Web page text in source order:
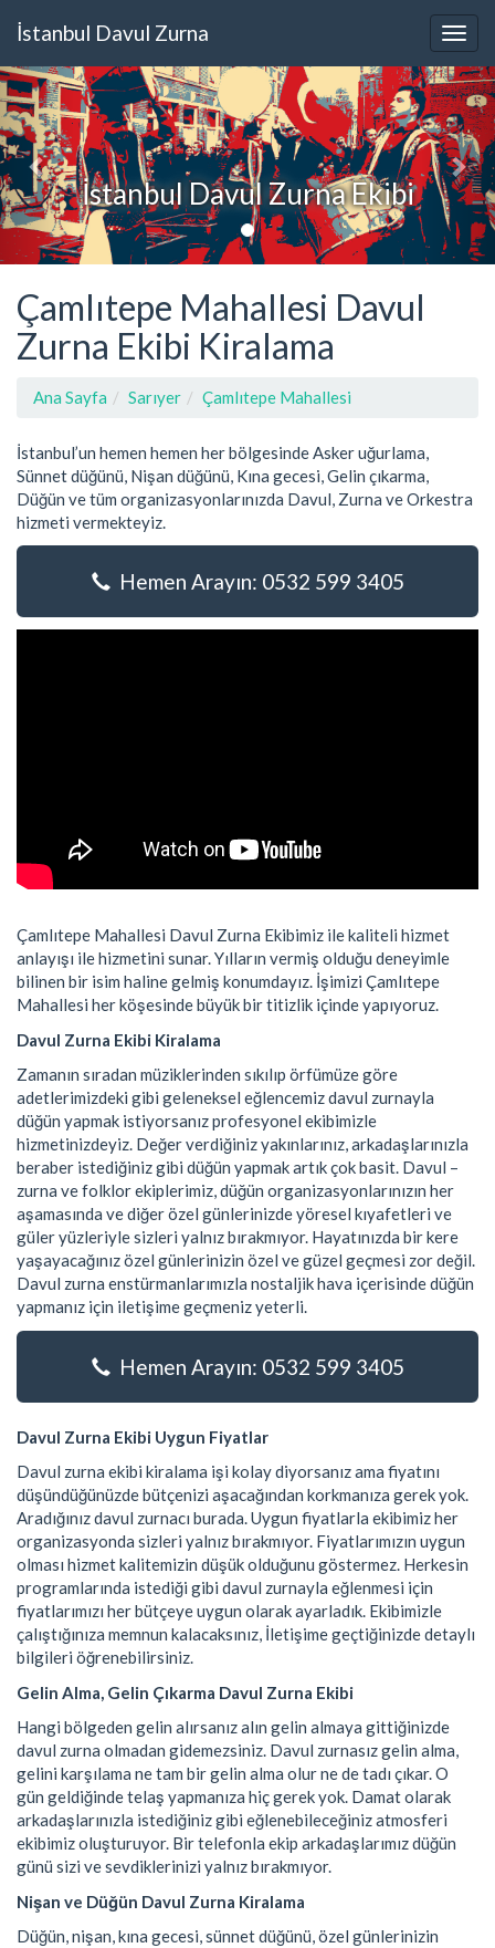
İstanbul Davul Zurna
İstanbul Davul Zurna Ekibi
Çamlıtepe Mahallesi Davul
Zurna Ekibi Kiralama
Ana Sayfa Sarıyer Çamlıtepe Mahallesi
İstanbul’un hemen hemen her bölgesinde Asker uğurlama,
Sünnet düğünü, Nişan düğünü, Kına gecesi, Gelin çıkarma,
Düğün ve tüm organizasyonlarınızda Davul, Zurna ve Orkestra
hizmeti vermekteyiz.
Hemen Arayın: 0532 599 3405
Çamlıtepe Mahallesi Davul Zurna Ekibimiz ile kaliteli hizmet
anlayışı ile hizmetini sunar. Yılların vermiş olduğu deneyimle
bilinen bir isim haline gelmiş konumdayız. İşimizi Çamlıtepe
Mahallesi her köşesinde büyük bir titizlik içinde yapıyoruz.
Davul Zurna Ekibi Kiralama
Zamanın sıradan müziklerinden sıkılıp örfümüze göre
adetlerimizdeki gibi geleneksel eğlencemiz davul zurnayla
düğün yapmak istiyorsanız profesyonel ekibimizle
hizmetinizdeyiz. Değer verdiğiniz yakınlarınız, arkadaşlarınızla
beraber istediğiniz gibi düğün yapmak artık çok basit. Davul –
zurna ve folklor ekiplerimiz, düğün organizasyonlarınızın her
aşamasında ve diğer özel günlerinizde yöresel kıyafetleri ve
güler yüzleriyle sizleri yalnız bırakmıyor. Hayatınızda bir kere
yaşayacağınız özel günlerinizin özel ve güzel geçmesi zor değil.
Davul zurna enstürmanlarımızla nostaljik hava içerisinde düğün
yapmanız için iletişime geçmeniz yeterli.
Hemen Arayın: 0532 599 3405
Davul Zurna Ekibi Uygun Fiyatlar
Davul zurna ekibi kiralama işi kolay diyorsanız ama fiyatını
düşündüğünüzde bütçenizi aşacağından korkmanıza gerek yok.
Aradığınız davul zurnacı burada. Uygun fiyatlarla ekibimiz her
organizasyonda sizleri yalnız bırakmıyor. Fiyatlarımızın uygun
olması hizmet kalitemizin düşük olduğunu göstermez. Herkesin
programlarında istediği gibi davul zurnayla eğlenmesi için
fiyatlarımızı her bütçeye uygun olarak ayarladık. Ekibimizle
çalıştığınıza memnun kalacaksınız, İletişime geçtiğinizde detaylı
bilgileri öğrenebilirsiniz.
Gelin Alma, Gelin Çıkarma Davul Zurna Ekibi
Hangi bölgeden gelin alırsanız alın gelin almaya gittiğinizde
davul zurna olmadan gidemezsiniz. Davul zurnasız gelin alma,
gelini karşılama ne tam bir gelin alma olur ne de tadı çıkar. O
gün geldiğinde telaş yapmanıza hiç gerek yok. Damat olarak
arkadaşlarınızla istediğiniz gibi eğlenebileceğiniz atmosferi
ekibimiz oluşturuyor. Bir telefonla ekip arkadaşlarımız düğün
günü sizi ve sevdiklerinizi yalnız bırakmıyor.
Nişan ve Düğün Davul Zurna Kiralama
Düğün, nişan, kına gecesi, sünnet düğünü, özel günlerinizin